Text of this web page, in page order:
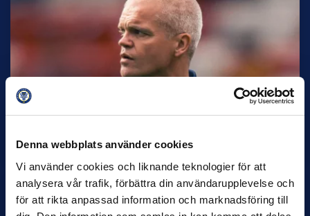
Denna webbplats använder cookies
Vi använder cookies och liknande teknologier för att
analysera vår trafik, förbättra din användarupplevelse och
för att rikta anpassad information och marknadsföring till
30 JUNI
Helstrup ny tränare i Malmö FF
Inleder mot…